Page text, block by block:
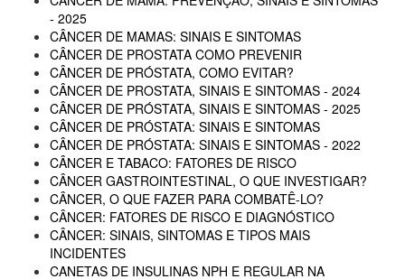
- 2025
CÂNCER DE MAMAS: SINAIS E SINTOMAS
CÂNCER DE PROSTATA COMO PREVENIR
CÂNCER DE PRÓSTATA, COMO EVITAR?
CÂNCER DE PROSTATA, SINAIS E SINTOMAS - 2024
CÂNCER DE PRÓSTATA, SINAIS E SINTOMAS - 2025
CÂNCER DE PRÓSTATA: SINAIS E SINTOMAS
CÂNCER DE PRÓSTATA: SINAIS E SINTOMAS - 2022
CÂNCER E TABACO: FATORES DE RISCO
CÂNCER GASTROINTESTINAL, O QUE INVESTIGAR?
CÂNCER, O QUE FAZER PARA COMBATÊ-LO?
CÂNCER: FATORES DE RISCO E DIAGNÓSTICO
CÂNCER: SINAIS, SINTOMAS E TIPOS MAIS
INCIDENTES
CANETAS DE INSULINAS NPH E REGULAR NA